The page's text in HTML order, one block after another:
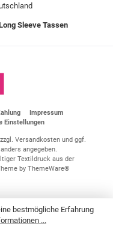
Sleeve Tassen
Impressum
Einstellungen
Versandkostenund ggf.
angegeben.
Textildruck aus der
by ThemeWare®
bestmögliche Erfahrung
...